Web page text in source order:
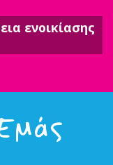
ενοικίασης